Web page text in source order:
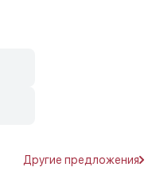
Другие предложения